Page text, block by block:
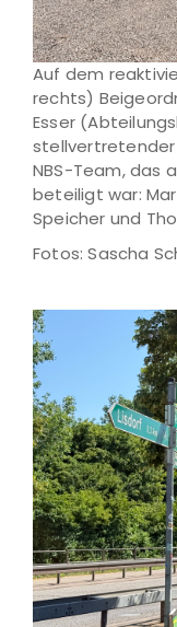
Auf dem
rechts)
Esser
stellvertretender
NBS-Team, das
beteiligt war:
Speicher und
Fotos: Sascha